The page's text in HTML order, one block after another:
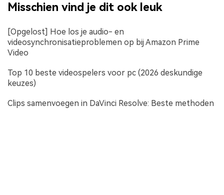
Misschien vind je dit ook leuk
[Opgelost] Hoe los je audio- en
videosynchronisatieproblemen op bij Amazon Prime
Video
Top 10 beste videospelers voor pc (2026 deskundige
keuzes)
Clips samenvoegen in DaVinci Resolve: Beste methoden